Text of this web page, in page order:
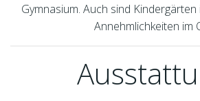
Gymnasium. Auch sind Kindergärten
Annehmlichkeiten im